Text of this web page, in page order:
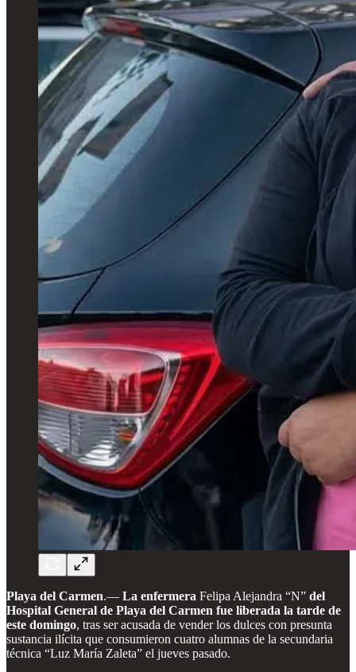
Playa del Carmen.— La enfermera Felipa Alejandra “N” del
Hospital General de Playa del Carmen fue liberada la tarde de
este domingo, tras ser acusada de vender los dulces con presunta
sustancia ilícita que consumieron cuatro alumnas de la secundaria
técnica “Luz María Zaleta” el jueves pasado.